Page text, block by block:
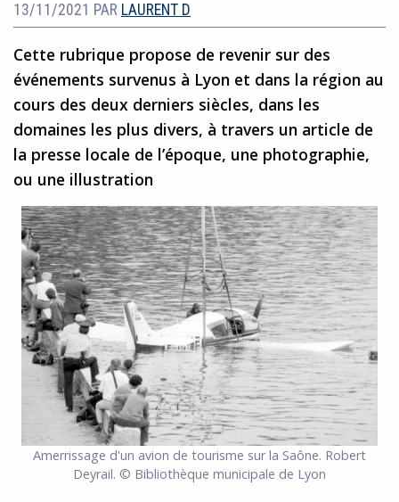
13/11/2021 PAR LAURENT D
Cette rubrique propose de revenir sur des
événements survenus à Lyon et dans la région au
cours des deux derniers siècles, dans les
domaines les plus divers, à travers un article de
la presse locale de l’époque, une photographie,
ou une illustration
Amerrissage d'un avion de tourisme sur la Saône. Robert
Deyrail. © Bibliothèque municipale de Lyon